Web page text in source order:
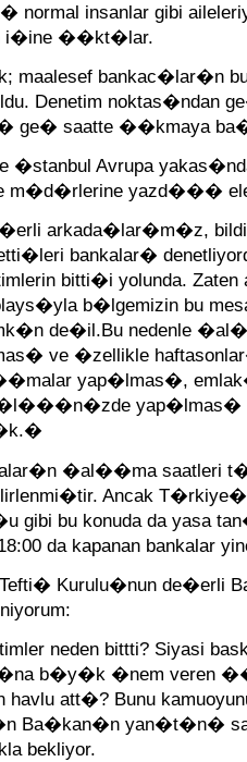
normal insanlar gibi
i�ine ��kt�lar.
maalesef
Denetim noktas�ndan
ge� saatte ��kmaya
�stanbul Avrupa
m�d�rlerine yazd���
arkada�lar�m�z,
bankalar�
bitti�i yolunda.
b�lgemizin bu
de�il.Bu nedenle
ve �zellikle
yap�lmas�,
yap�lmas�
�al��ma saatleri
Ancak
gibi bu konuda da yasa
da kapanan bankalar
Kurulu�nun de�erli
neden bittti? Siyasi
b�y�k �nem veren
havlu att�? Bunu
Ba�kan�n yan�t�n�
bekliyor.